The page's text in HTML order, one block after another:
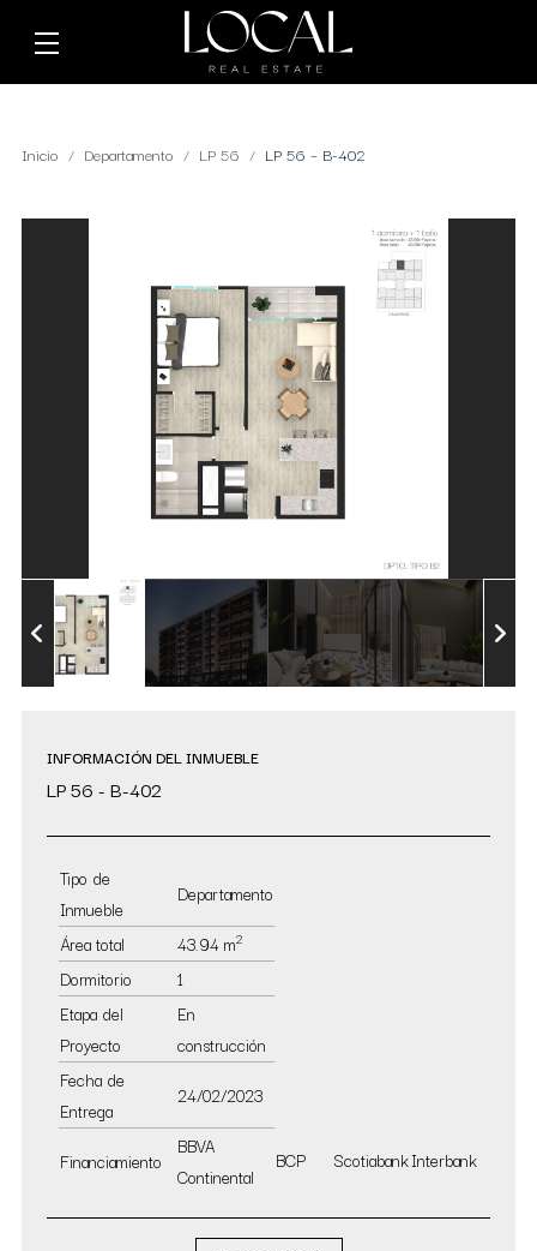
Inicio Departamento LP 56 LP 56 – B-402
INFORMACIÓN DEL INMUEBLE
LP 56 - B-402
Tipo de
Inmueble
Departamento
Área total
43.94 m2
Dormitorio
1
Etapa del
Proyecto
En
construcción
Fecha de
Entrega
24/02/2023
Financiamiento
BBVA
Continental
BCP ScotiabankInterbank